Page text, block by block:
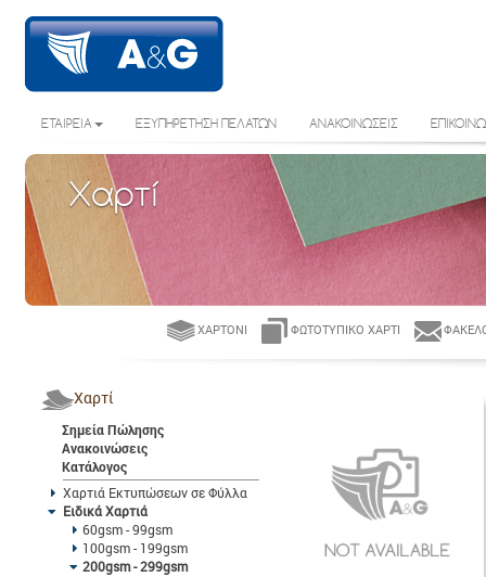
ΕΤΑΙΡΕΙΑ ΕΞΥΠΗΡΕΤΗΣΗ ΠΕΛΑΤΩΝ ΑΝΑΚΟΙΝΩΣΕΙΣ
Χαρτί
ΧΑΡΤΌΝΙ ΦΩΤΟΤΥΠΙΚΌ ΧΑΡΤΊ
Χαρτί
Σημεία Πώλησης
Ανακοινώσεις
Κατάλογος
Χαρτιά Εκτυπώσεων σε Φύλλα
Ειδικά Χαρτιά
60gsm - 99gsm
100gsm - 199gsm
200gsm - 299gsm